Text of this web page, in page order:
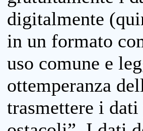
digitalmente
in un formato
uso comune e
ottemperanza
trasmettere i